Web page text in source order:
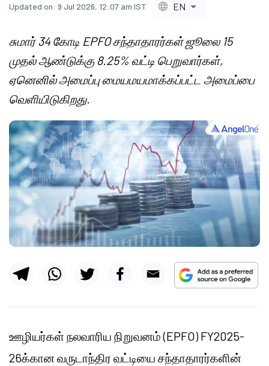
Updated on: 9 Jul 2026, 12:07 am IST EN
சுமார் 34 கோடி EPFO சந்தாதாரர்கள் ஜூலை 15
முதல் ஆண்டுக்கு 8.25% வட்டி பெறுவார்கள்,
ஏனெனில் அமைப்பு மையமயமாக்கப்பட்ட அமைப்பை
வெளியிடுகிறது.
ஊழியர்கள் நலவாரிய நிறுவனம் (EPFO) FY2025-
26க்கான வருடாந்திர வட்டியை சந்தாதாரர்களின்